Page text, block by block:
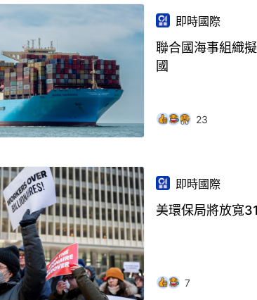
即時國際
聯合國海事組織
國
23
即時國際
美環保局將放寬
7